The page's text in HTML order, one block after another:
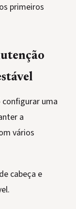
primeiros
uma
a
vários
cabeça e